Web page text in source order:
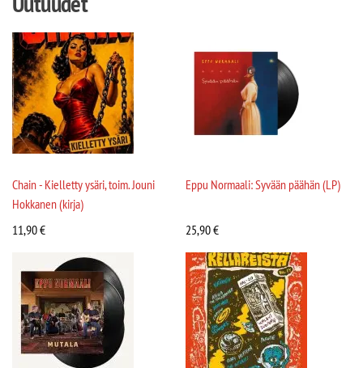
Chain - Kielletty ysäri, toim. Jouni
Hokkanen (kirja)
11,90€
Eppu Normaali: Syvään päähän (LP)
25,90€